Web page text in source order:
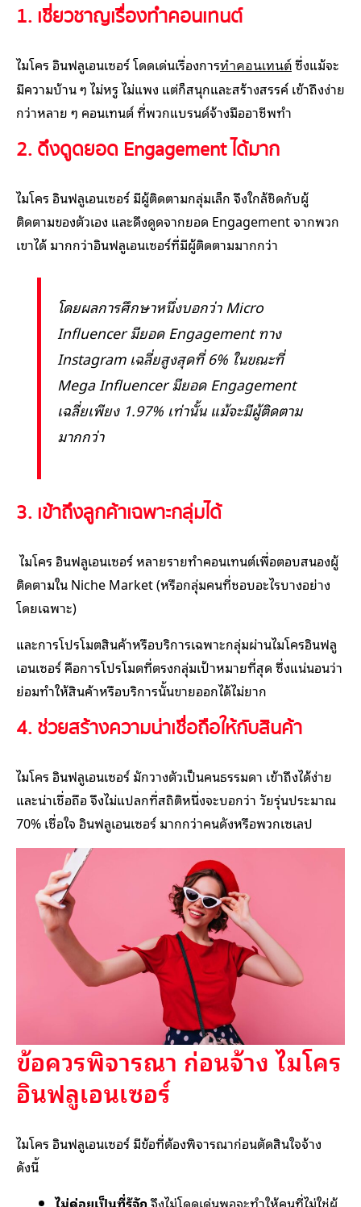
1. เชี่ยวชาญเรื่องทำคอนเทนต์
ไมโคร อินฟลูเอนเซอร์ โดดเด่นเรื่องการทำคอนเทนต์ ซึ่งแม้จะ
มีความบ้าน ๆ ไม่หรู ไม่แพง แต่ก็สนุกและสร้างสรรค์ เข้าถึงง่าย
กว่าหลาย ๆ คอนเทนต์ ที่พวกแบรนด์จ้างมืออาชีพทำ
2. ดึงดูดยอด Engagement ได้มาก
ไมโคร อินฟลูเอนเซอร์ มีผู้ติดตามกลุ่มเล็ก จึงใกล้ชิดกับผู้
ติดตามของตัวเอง และดึงดูดจากยอด Engagement จากพวก
เขาได้ มากกว่าอินฟลูเอนเซอร์ที่มีผู้ติดตามมากกว่า
โดยผลการศึกษาหนึ่งบอกว่า Micro
Influencer มียอด Engagement ทาง
Instagram เฉลี่ยสูงสุดที่ 6% ในขณะที่
Mega Influencer มียอด Engagement
เฉลี่ยเพียง 1.97% เท่านั้น แม้จะมีผู้ติดตาม
มากกว่า
3. เข้าถึงลูกค้าเฉพาะกลุ่มได้
ไมโคร อินฟลูเอนเซอร์ หลายรายทำคอนเทนต์เพื่อตอบสนองผู้
ติดตามใน Niche Market (หรือกลุ่มคนที่ชอบอะไรบางอย่าง
โดยเฉพาะ)
และการโปรโมตสินค้าหรือบริการเฉพาะกลุ่มผ่านไมโครอินฟลู
เอนเซอร์ คือการโปรโมตที่ตรงกลุ่มเป้าหมายที่สุด ซึ่งแน่นอนว่า
ย่อมทำให้สินค้าหรือบริการนั้นขายออกได้ไม่ยาก
4. ช่วยสร้างความน่าเชื่อถือให้กับสินค้า
ไมโคร อินฟลูเอนเซอร์ มักวางตัวเป็นคนธรรมดา เข้าถึงได้ง่าย
และน่าเชื่อถือ จึงไม่แปลกที่สถิติหนึ่งจะบอกว่า วัยรุ่นประมาณ
70% เชื่อใจ อินฟลูเอนเซอร์ มากกว่าคนดังหรือพวกเซเลป
ข้อควรพิจารณา ก่อนจ้าง ไมโคร
อินฟลูเอนเซอร์
ไมโคร อินฟลูเอนเซอร์ มีข้อที่ต้องพิจารณาก่อนตัดสินใจจ้าง
ดังนี้